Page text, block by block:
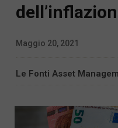
Maggio 20, 2021
Le Fonti Asset